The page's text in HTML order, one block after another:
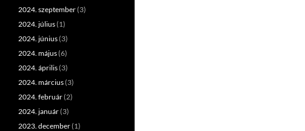
2024. szeptember(3)
2024. július(1)
2024. június(3)
2024. május(6)
2024. április(3)
2024. március(3)
2024. február(2)
2024. január(3)
2023. december(1)